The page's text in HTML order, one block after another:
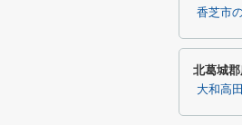
香芝市
北葛城
大和高